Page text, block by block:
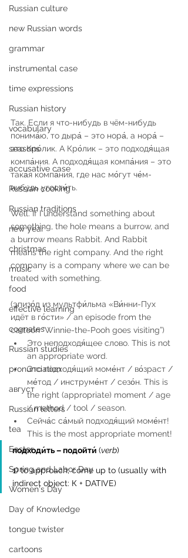
Russian culture
new Russian words
grammar
instrumental case
time expressions
Russian history
vocabulary
seasons
accusative case
Russian cooking
Russian traditions
new year
christmas
music
food
effective learning
cognates
Russian studies
pronunciation
август
Russian letters
tea
Easter
Spring and Labor Day
Women's Day
Day of Knowledge
tongue twister
cartoons
Так. Если я что-нибудь в чём-нибудь
понима́ю, то дыра́ – это нора́, а нора́ –
это Кро́лик. А Кро́лик – это подходя́щая
компа́ния. А подходя́щая компа́ния – это
така́я компа́ния, где нас мо́гут че́м-
нибудь угости́ть.
Well. If I understand something about
something, the hole means a burrow, and
a burrow means Rabbit. And Rabbit
means the right company. And the right
company is a company where we can be
treated with something.
(эпизо́д из мультфи́льма «Ви́нни-Пух
идёт в го́сти» / an episode from the
cartoon “Winnie-the-Pooh goes visiting”)
Это неподходя́щее слово. This is not
an appropriate word.
Это подходя́щий моме́нт / во́зраст /
ме́тод / инструме́нт / сезо́н. This is
the right (appropriate) moment / age
/ method / tool / season.
Сейча́с са́мый подходя́щий моме́нт!
This is the most appropriate moment!
подходи́ть – подойти́ (verb)
1) to approach; come up to (usually with
indirect object: К + DATIVE)